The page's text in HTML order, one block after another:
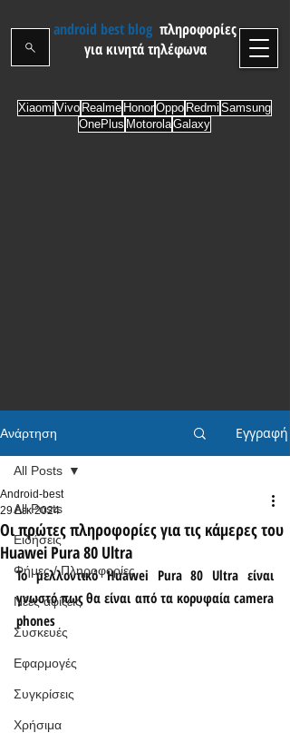
android best blog πληροφορίες
για κινητά τηλέφωνα
Xiaomi Vivo Realme HonorOppo Redmi Samsung
OnePlus MotorolaGalaxy
Ανάρτηση Εγγραφή
All Posts
Ειδήσεις
Φήμες / Πληροφορίες
Νέες αφίξεις
Συσκευές
Εφαρμογές
Συγκρίσεις
Χρήσιμα
All Posts
Οι πρώτες πληροφορίες για τις κάμερες του
Huawei Pura 80 Ultra
Android-best
29 Δεκ 2024
Το μελλοντικό Huawei Pura 80 Ultra είναι
γνωστό πως θα είναι από τα κορυφαία camera
phones